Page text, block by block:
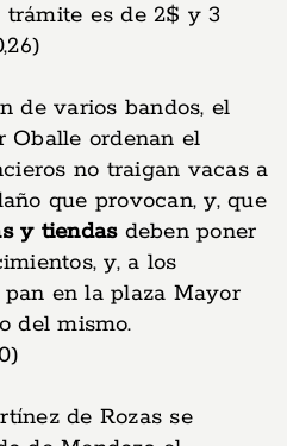
es de 2$ y 3
de varios bandos, el
Oballe ordenan el
no traigan vacas a
que provocan, y, que
y tiendasdeben poner
y, a los
en la plaza Mayor
del mismo.
de Rozas se